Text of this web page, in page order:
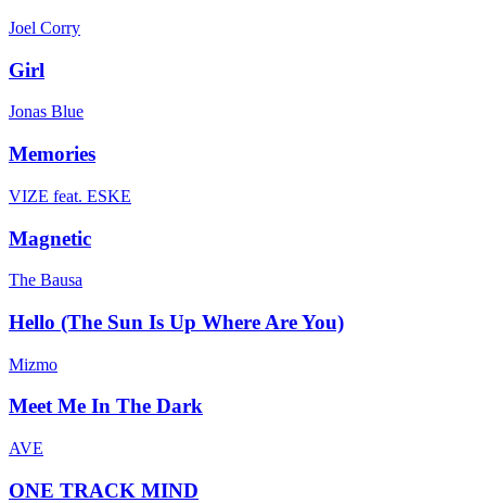
Joel Corry
Girl
Jonas Blue
Memories
VIZE feat. ESKE
Magnetic
The Bausa
Hello (The Sun Is Up Where Are You)
Mizmo
Meet Me In The Dark
AVE
ONE TRACK MIND